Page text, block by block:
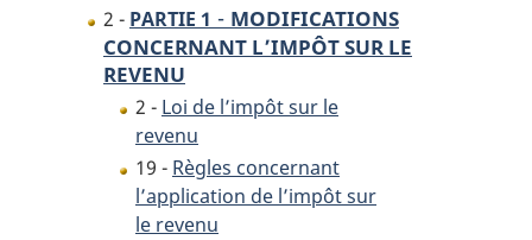
2 - PARTIE 1 - MODIFICATIONS
CONCERNANT L’IMPÔT SUR LE
REVENU
2 - Loi de l’impôt sur le
revenu
19 - Règles concernant
l’application de l’impôt sur
le revenu